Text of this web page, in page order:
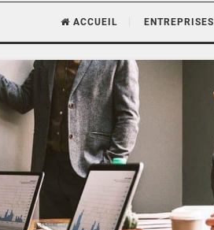
ACCUEIL ENTREPRISES